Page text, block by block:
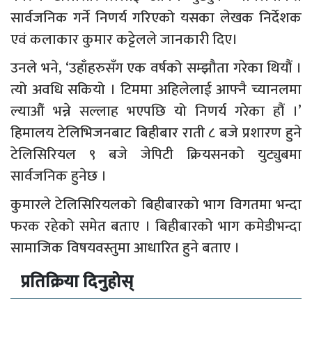
सार्वजनिक गर्ने निणर्य गरिएको यसका लेखक निर्देशक
एवं कलाकार कुमार कट्टेलले जानकारी दिए।
उनले भने, ‘उहाँहरुसँग एक वर्षको सम्झौता गरेका थियौं ।
त्यो अवधि सकियो । टिममा अहिलेलाई आफ्नै च्यानलमा
ल्याऔं भन्ने सल्लाह भएपछि यो निणर्य गरेका हौं ।’
हिमालय टेलिभिजनबाट बिहीबार राती ८ बजे प्रशारण हुने
टेलिसिरियल ९ बजे जेपिटी क्रियसनको युट्युबमा
सार्वजनिक हुनेछ ।
कुमारले टेलिसिरियलको बिहीबारको भाग विगतमा भन्दा
फरक रहेको समेत बताए । बिहीबारको भाग कमेडीभन्दा
सामाजिक विषयवस्तुमा आधारित हुने बताए ।
प्रतिक्रिया दिनुहोस्